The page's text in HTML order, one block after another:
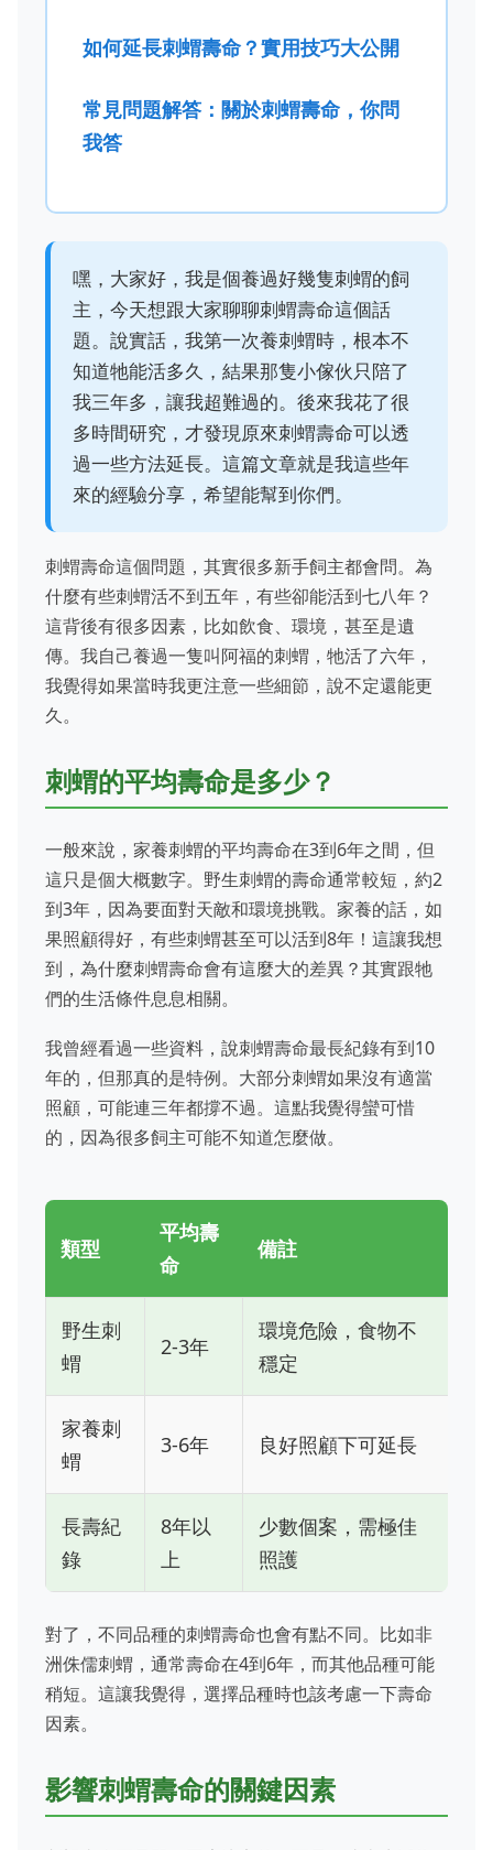
如何延長刺蝟壽命？實用技巧大公開
常見問題解答：關於刺蝟壽命，你問
我答
嘿，大家好，我是個養過好幾隻刺蝟的飼
主，今天想跟大家聊聊刺蝟壽命這個話
題。說實話，我第一次養刺蝟時，根本不
知道牠能活多久，結果那隻小傢伙只陪了
我三年多，讓我超難過的。後來我花了很
多時間研究，才發現原來刺蝟壽命可以透
過一些方法延長。這篇文章就是我這些年
來的經驗分享，希望能幫到你們。
刺蝟壽命這個問題，其實很多新手飼主都會問。為
什麼有些刺蝟活不到五年，有些卻能活到七八年？
這背後有很多因素，比如飲食、環境，甚至是遺
傳。我自己養過一隻叫阿福的刺蝟，牠活了六年，
我覺得如果當時我更注意一些細節，說不定還能更
久。
刺蝟的平均壽命是多少？
一般來說，家養刺蝟的平均壽命在3到6年之間，但
這只是個大概數字。野生刺蝟的壽命通常較短，約2
到3年，因為要面對天敵和環境挑戰。家養的話，如
果照顧得好，有些刺蝟甚至可以活到8年！這讓我想
到，為什麼刺蝟壽命會有這麼大的差異？其實跟牠
們的生活條件息息相關。
我曾經看過一些資料，說刺蝟壽命最長紀錄有到10
年的，但那真的是特例。大部分刺蝟如果沒有適當
照顧，可能連三年都撐不過。這點我覺得蠻可惜
的，因為很多飼主可能不知道怎麼做。
類型
平均壽
命
備註
野生刺
蝟
2-3年
環境危險，食物不
穩定
家養刺
蝟
3-6年 良好照顧下可延長
長壽紀
錄
8年以
上
少數個案，需極佳
照護
對了，不同品種的刺蝟壽命也會有點不同。比如非
洲侏儒刺蝟，通常壽命在4到6年，而其他品種可能
稍短。這讓我覺得，選擇品種時也該考慮一下壽命
因素。
影響刺蝟壽命的關鍵因素